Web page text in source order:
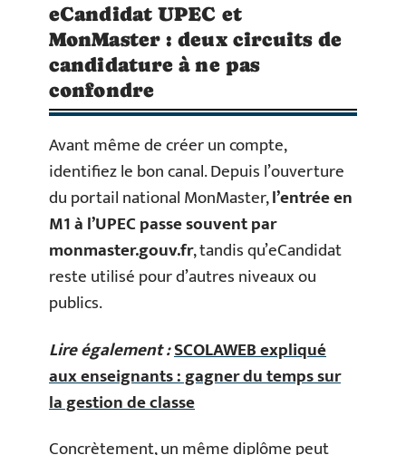
eCandidat UPEC et
MonMaster : deux circuits de
candidature à ne pas
confondre
Avant même de créer un compte,
identifiez le bon canal. Depuis l’ouverture
du portail national MonMaster,l’entrée en
M1 à l’UPEC passe souvent par
monmaster.gouv.fr, tandis qu’eCandidat
reste utilisé pour d’autres niveaux ou
publics.
Lire également :SCOLAWEB expliqué
aux enseignants : gagner du temps sur
la gestion de classe
Concrètement, un même diplôme peut